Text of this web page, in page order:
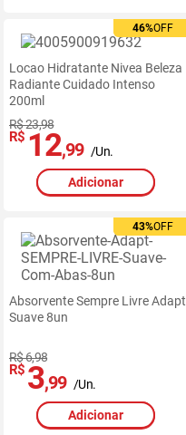
46%OFF
46%OFF
Locao Hidratante Nivea Beleza
Radiante Cuidado Intenso
200ml
R$ 23,98
R$ 12,99 /Un.
Adicionar
43%OFF
43%OFF
Absorvente Sempre Livre Adapt
Suave 8un
R$ 6,98
R$ 3,99 /Un.
Adicionar